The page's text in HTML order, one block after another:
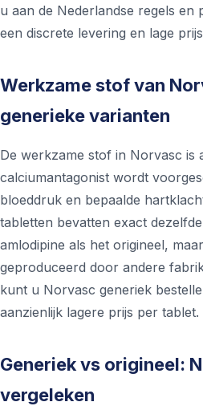
u aan de Nederlandse regels
een discrete levering en lage
Werkzame stof van
generieke varianten
De werkzame stof in Norvasc is
calciumantagonist wordt
bloeddruk en bepaalde
tabletten bevatten exact
amlodipine als het origineel,
geproduceerd door andere
kunt u Norvasc generiek
aanzienlijk lagere prijs per tablet.
Generiek vs origineel:
vergeleken